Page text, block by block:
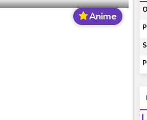
Indonesia
Anime